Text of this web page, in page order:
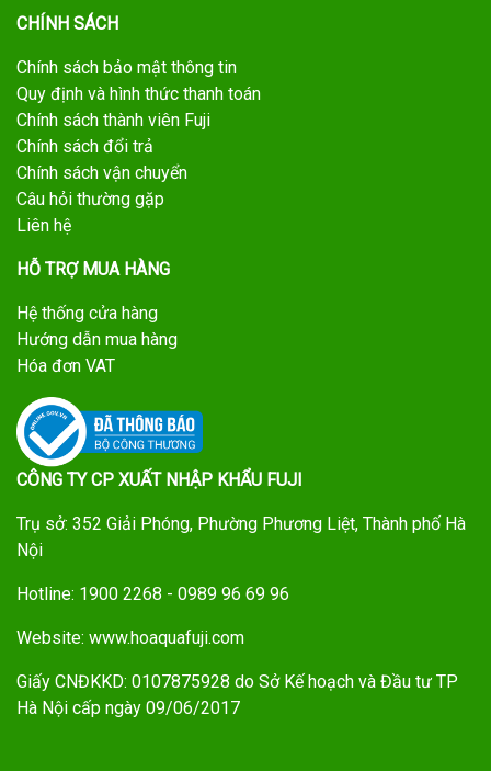
CHÍNH SÁCH
Chính sách bảo mật thông tin
Quy định và hình thức thanh toán
Chính sách thành viên Fuji
Chính sách đổi trả
Chính sách vận chuyển
Câu hỏi thường gặp
Liên hệ
HỖ TRỢ MUA HÀNG
Hệ thống cửa hàng
Hướng dẫn mua hàng
Hóa đơn VAT
CÔNG TY CP XUẤT NHẬP KHẨU FUJI
Trụ sở: 352 Giải Phóng, Phường Phương Liệt, Thành phố Hà
Nội
Hotline: 1900 2268 - 0989 96 69 96
Website: www.hoaquafuji.com
Giấy CNĐKKD: 0107875928 do Sở Kế hoạch và Đầu tư TP
Hà Nội cấp ngày 09/06/2017